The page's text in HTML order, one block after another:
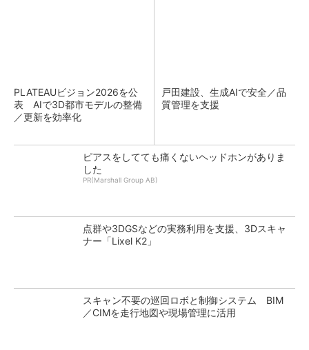
PLATEAUビジョン2026を公
表 AIで3D都市モデルの整備
／更新を効率化
戸田建設、生成AIで安全／品
質管理を支援
ピアスをしてても痛くないヘッドホンがありま
した
PR(Marshall Group AB)
点群や3DGSなどの実務利用を支援、3Dスキャ
ナー「Lixel K2」
スキャン不要の巡回ロボと制御システム BIM
／CIMを走行地図や現場管理に活用